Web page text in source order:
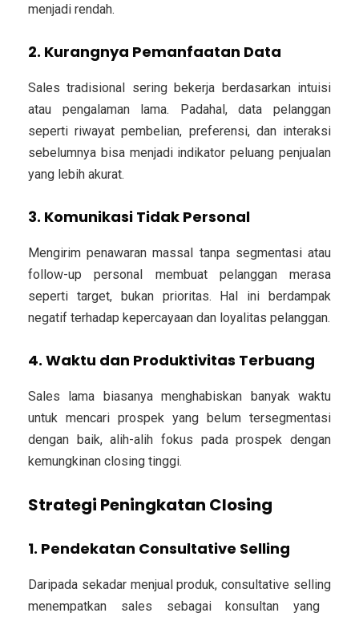
menjadi rendah.
2. Kurangnya Pemanfaatan Data
Sales tradisional sering bekerja berdasarkan intuisi
atau pengalaman lama. Padahal, data pelanggan
seperti riwayat pembelian, preferensi, dan interaksi
sebelumnya bisa menjadi indikator peluang penjualan
yang lebih akurat.
3. Komunikasi Tidak Personal
Mengirim penawaran massal tanpa segmentasi atau
follow-up personal membuat pelanggan merasa
seperti target, bukan prioritas. Hal ini berdampak
negatif terhadap kepercayaan dan loyalitas pelanggan.
4. Waktu dan Produktivitas Terbuang
Sales lama biasanya menghabiskan banyak waktu
untuk mencari prospek yang belum tersegmentasi
dengan baik, alih-alih fokus pada prospek dengan
kemungkinan closing tinggi.
Strategi Peningkatan Closing
1. Pendekatan Consultative Selling
Daripada sekadar menjual produk,consultative selling
menempatkan sales sebagai konsultan yang